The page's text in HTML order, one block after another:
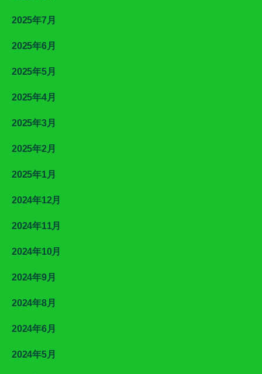
2025年7月
2025年6月
2025年5月
2025年4月
2025年3月
2025年2月
2025年1月
2024年12月
2024年11月
2024年10月
2024年9月
2024年8月
2024年6月
2024年5月